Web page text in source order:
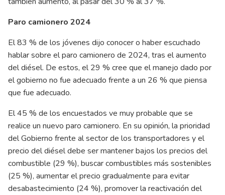
Paro camionero 2024
El 83 % de los jóvenes dijo conocer o haber escuchado
hablar sobre el paro camionero de 2024, tras el aumento
del diésel. De estos, el 29 % cree que el manejo dado por
el gobierno no fue adecuado frente a un 26 % que piensa
que fue adecuado.
El 45 % de los encuestados ve muy probable que se
realice un nuevo paro camionero. En su opinión, la prioridad
del Gobierno frente al sector de los transportadores y el
precio del diésel debe ser mantener bajos los precios del
combustible (29 %), buscar combustibles más sostenibles
(25 %), aumentar el precio gradualmente para evitar
desabastecimiento (24 %), promover la reactivación del